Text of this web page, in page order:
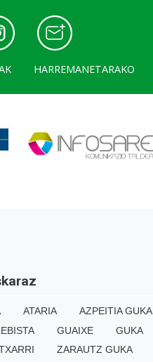
HARREMANETARAKO
ATARIA AZPEITIA GUKA
GUAIXE GUKA
ZARAUTZ GUKA